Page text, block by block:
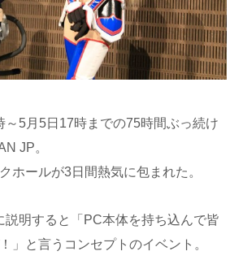
～5月5日17時までの75時間ぶっ続け
JP。
ホールが3日間熱気に包まれた。
明すると「PC本体を持ち込んで皆
」と言うコンセプトのイベント。